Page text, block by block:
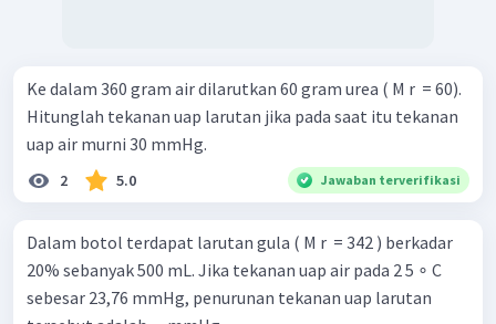
Ke dalam 360 gram air dilarutkan 60 gram urea ( M r ​ = 60).
Hitunglah tekanan uap larutan jika pada saat itu tekanan
uap air murni 30 mmHg.
2 5.0 Jawaban terverifikasi
Dalam botol terdapat larutan gula ( M r ​ = 342 ) berkadar
20% sebanyak 500 mL. Jika tekanan uap air pada 2 5 ∘ C
sebesar 23,76 mmHg, penurunan tekanan uap larutan